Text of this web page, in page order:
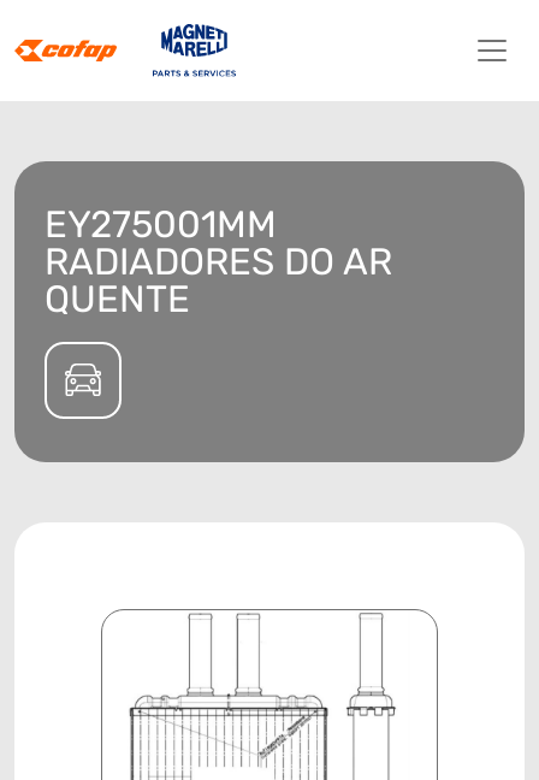
EY275001MM
RADIADORES DO AR
QUENTE